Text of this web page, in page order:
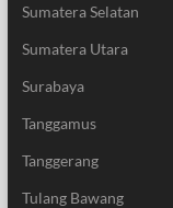
Sumatera Selatan
Sumatera Utara
Surabaya
Tanggamus
Tanggerang
Tulang Bawang